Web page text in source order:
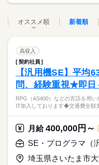
オススメ順 新着順
高収入
契約社員
【汎用機SE】平
問、経験重視★即日
RPG（AS400）などの言語を用
IT加入しております◆交通費全額
月給400,000円～
SE・プログラマ（
埼玉県さいたま市